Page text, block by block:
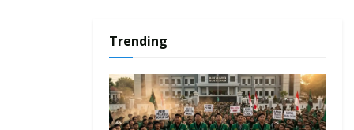
Trending